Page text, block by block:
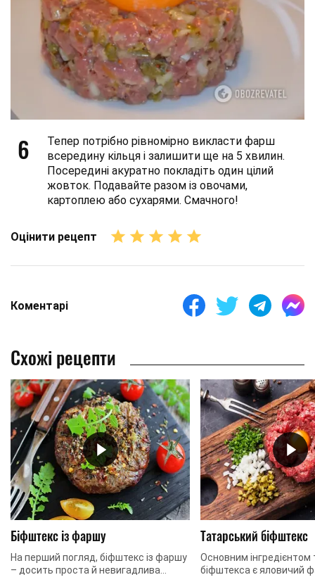
6
Тепер потрібно рівномірно викласти фарш
всередину кільця і залишити ще на 5 хвилин.
Посередині акуратно покладіть один цілий
жовток. Подавайте разом із овочами,
картоплею або сухарями. Смачного!
Оцінити рецепт
Коментарі
Схожі рецепти
Біфштекс із фаршу
На перший погляд, біфштекс із фаршу
– досить проста й невигадлива
Татарський біфштекс
Основним інгредієнтом
біфштекса є яловичий